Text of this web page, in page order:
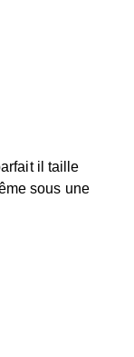
il taille
sous une